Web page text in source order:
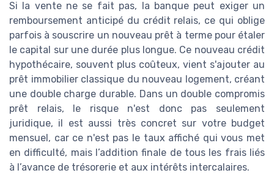
Si la vente ne se fait pas, la banque peut exiger un
remboursement anticipé du crédit relais, ce qui oblige
parfois à souscrire un nouveau prêt à terme pour étaler
le capital sur une durée plus longue. Ce nouveau crédit
hypothécaire, souvent plus coûteux, vient s'ajouter au
prêt immobilier classique du nouveau logement, créant
une double charge durable. Dans un double compromis
prêt relais, le risque n'est donc pas seulement
juridique, il est aussi très concret sur votre budget
mensuel, car ce n'est pas le taux affiché qui vous met
en difficulté, mais l’addition finale de tous les frais liés
à l’avance de trésorerie et aux intérêts intercalaires.